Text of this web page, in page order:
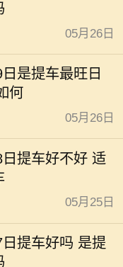
05月26日
是提车最旺日
何
05月26日
提车好不好 适
05月25日
提车好吗 是提